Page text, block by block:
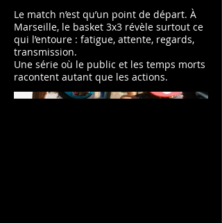
Le match n’est qu’un point de départ. À
Marseille, le basket 3x3 révèle surtout ce
qui l’entoure : fatigue, attente, regards,
transmission.
Une série où le public et les temps morts
racontent autant que les actions.